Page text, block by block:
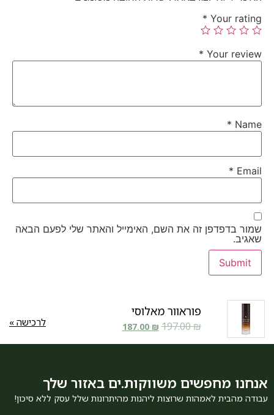
Your rating
*
Your review
*
Name
*
Email
*
שמור בדפדפן זה את השם, האימייל והאתר שלי לפעם הבאה
שאגיב.
פוראוור מאלוסי
197.00₪
187.00 ₪ לרכישה »
אנחנו מחפשים משווקות.ים באזור שלך
עבודה מהבית לאמהות שרוצות ליהנות מהיתרונות שלל עסק ללא סיכון!